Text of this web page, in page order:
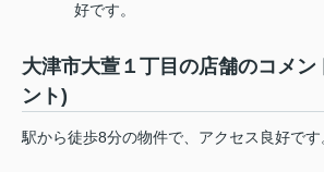
好です。
大津市大萱１丁目の店舗のコメン
ント)
駅から徒歩8分の物件で、アクセス良好です